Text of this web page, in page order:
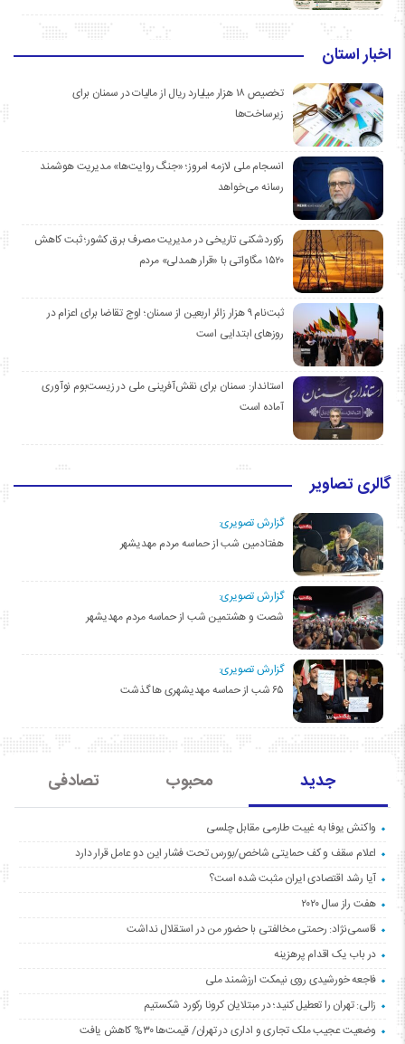
اخبار استان
تخصیص ۱۸ هزار میلیارد ریال از مالیات در سمنان برای
زیرساخت‌ها
انسجام ملی لازمه امروز؛ «جنگ روایت‌ها» مدیریت هوشمند
رسانه می‌خواهد
رکوردشکنی تاریخی در مدیریت مصرف برق کشور؛ ثبت کاهش
۱۵۲۰ مگاواتی با «قرار همدلی» مردم
ثبت‌نام ۹ هزار زائر اربعین از سمنان؛ اوج تقاضا برای اعزام در
روزهای ابتدایی است
استاندار: سمنان برای نقش‌آفرینی ملی در زیست‌بوم نوآوری
آماده است
گالری تصاویر
گزارش تصویری:
هفتادمین شب از حماسه مردم مهدیشهر
گزارش تصویری:
شصت و هشتمین شب از حماسه مردم مهدیشهر
گزارش تصویری:
۶۵ شب از حماسه مهدیشهری ها گذشت
جدید محبوب تصادفی
واکنش یوفا به غیبت طارمی مقابل چلسی
اعلام سقف و کف حمایتی شاخص/بورس تحت فشار این دو عامل قرار دارد
آیا رشد اقتصادی ایران مثبت شده است؟
هفت راز سال ۲۰۲۰
قاسمی‌نژاد: رحمتی مخالفتی با حضور من در استقلال نداشت
در باب یک اقدام پرهزینه
فاجعه خورشیدی روی نیمکت ارزشمند ملی
زالی: تهران را تعطیل کنید؛ در مبتلایان کرونا رکورد شکستیم
وضعیت عجیب ملک تجاری و اداری در تهران/ قیمت‌ها ۳۰% کاهش یافت